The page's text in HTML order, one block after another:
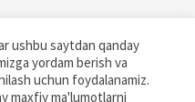
of East
Back to
ushbu saytdan qanday
yordam berish va
uchun foydalanamiz.
maxfiy ma'lumotlarni